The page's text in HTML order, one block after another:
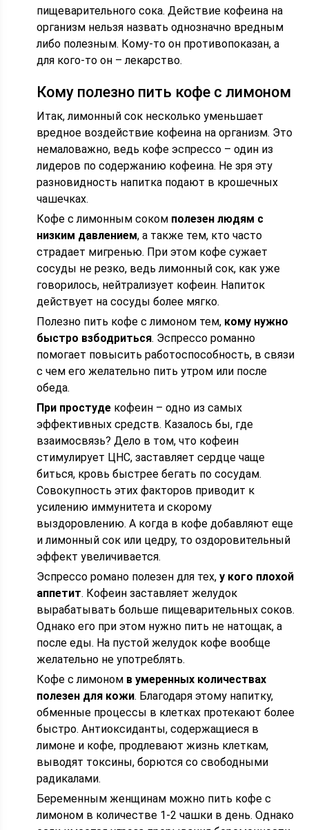
пищеварительного сока. Действие кофеина на
организм нельзя назвать однозначно вредным
либо полезным. Кому-то он противопоказан, а
для кого-то он – лекарство.
Кому полезно пить кофе с лимоном
Итак, лимонный сок несколько уменьшает
вредное воздействие кофеина на организм. Это
немаловажно, ведь кофе эспрессо – один из
лидеров по содержанию кофеина. Не зря эту
разновидность напитка подают в крошечных
чашечках.
Кофе с лимонным соком полезен людям с
низким давлением, а также тем, кто часто
страдает мигренью. При этом кофе сужает
сосуды не резко, ведь лимонный сок, как уже
говорилось, нейтрализует кофеин. Напиток
действует на сосуды более мягко.
Полезно пить кофе с лимоном тем, кому нужно
быстро взбодриться. Эспрессо романно
помогает повысить работоспособность, в связи
с чем его желательно пить утром или после
обеда.
При простуде кофеин – одно из самых
эффективных средств. Казалось бы, где
взаимосвязь? Дело в том, что кофеин
стимулирует ЦНС, заставляет сердце чаще
биться, кровь быстрее бегать по сосудам.
Совокупность этих факторов приводит к
усилению иммунитета и скорому
выздоровлению. А когда в кофе добавляют еще
и лимонный сок или цедру, то оздоровительный
эффект увеличивается.
Эспрессо романо полезен для тех,у кого плохой
аппетит. Кофеин заставляет желудок
вырабатывать больше пищеварительных соков.
Однако его при этом нужно пить не натощак, а
после еды. На пустой желудок кофе вообще
желательно не употреблять.
Кофе с лимоном в умеренных количествах
полезен для кожи. Благодаря этому напитку,
обменные процессы в клетках протекают более
быстро. Антиоксиданты, содержащиеся в
лимоне и кофе, продлевают жизнь клеткам,
выводят токсины, борются со свободными
радикалами.
Беременным женщинам можно пить кофе с
лимоном в количестве 1-2 чашки в день. Однако